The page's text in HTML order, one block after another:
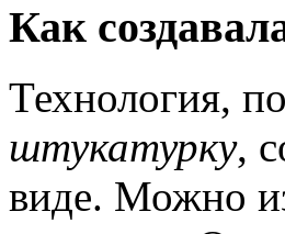
Как
Технология,
штукатурку,
виде. Можно